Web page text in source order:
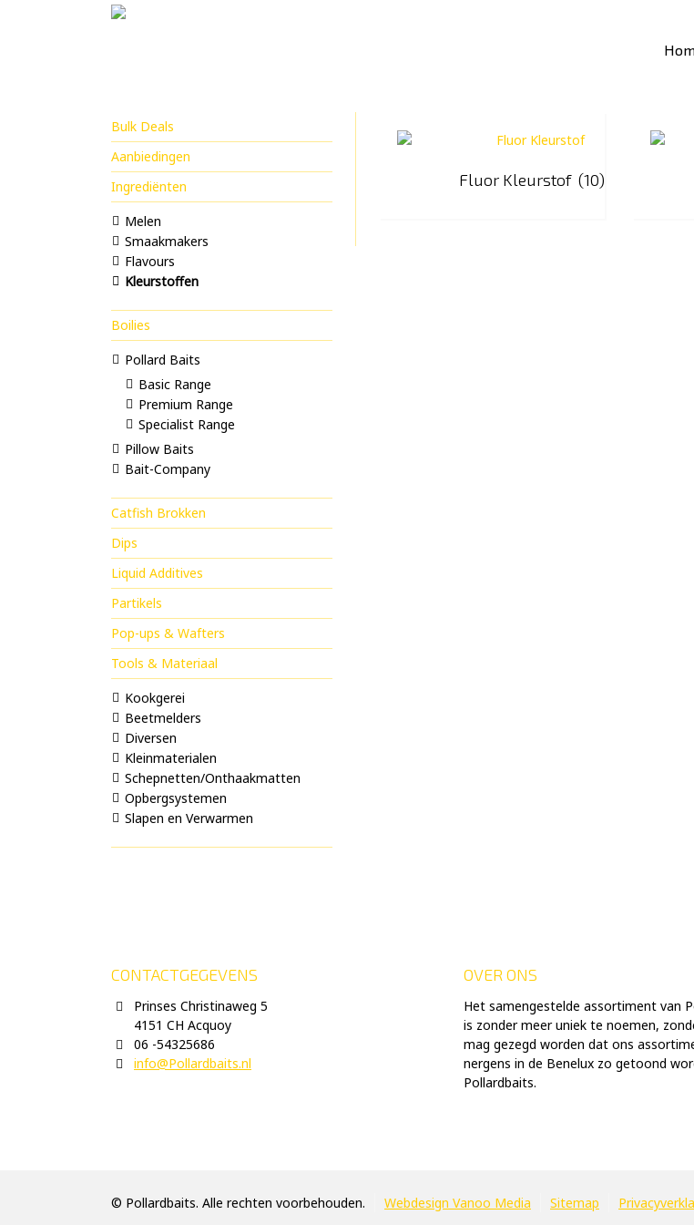
Fluor Kleurstof (10)
Bulk Deals
Aanbiedingen
Ingrediënten
Melen
Smaakmakers
Flavours
Kleurstoffen
Boilies
Pollard Baits
Basic Range
Premium Range
Specialist Range
Pillow Baits
Bait-Company
Catfish Brokken
Dips
Liquid Additives
Partikels
Pop-ups & Wafters
Tools & Materiaal
Kookgerei
Beetmelders
Diversen
Kleinmaterialen
Schepnetten/Onthaakmatten
Opbergsystemen
Slapen en Verwarmen
CONTACTGEGEVENS
Prinses Christinaweg 5
4151 CH Acquoy
06 -54325686
info@Pollardbaits.nl
OVER ONS
Het samengestelde assortiment van
is zonder meer uniek te noemen,
mag gezegd worden dat ons
nergens in de Benelux zo getoond
Pollardbaits.
© Pollardbaits. Alle rechten voorbehouden. Webdesign Vanoo Media Sitemap